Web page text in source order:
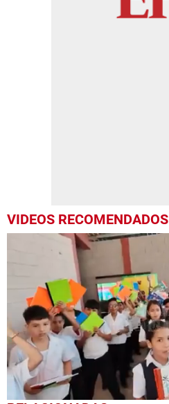
VIDEOS RECOMENDADOS